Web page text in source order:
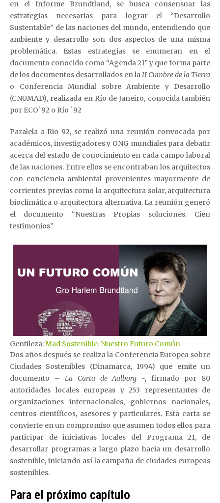
en el Informe Brundtland, se busca consensuar las
estrategias necesarias para lograr el “Desarrollo
Sustentable” de las naciones del mundo, entendiendo que
ambiente y desarrollo son dos aspectos de una misma
problemática. Estas estrategias se enumeran en el
documento conocido como “Agenda 21” y que forma parte
de los documentos desarrollados en laII Cumbre de la Tierra
o Conferencia Mundial sobre Ambiente y Desarrollo
(CNUMAD), realizada en Río de Janeiro, conocida también
por ECO`92 o Río `92
Paralela a Rio 92, se realizó una reunión convocada por
académicos, investigadores y ONG mundiales para debatir
acerca del estado de conocimiento en cada campo laboral
de las naciones. Entre ellos se encontraban los arquitectos
con conciencia ambiental provenientes mayormente de
corrientes previas como la arquitectura solar, arquitectura
bioclimática o arquitectura alternativa. La reunión generó
el documento “Nuestras Propias soluciones. Cien
testimonios”
Gentileza:Mad Sostenible. Nuestro Futuro Común
Dos años después se realiza la Conferencia Europea sobre
Ciudades Sostenibles (Dinamarca, 1994) que emite un
documento – La Carta de Aalborg -, firmado por 80
autoridades locales europeas y 253 representantes de
organizaciones internacionales, gobiernos nacionales,
centros científicos, asesores y particulares. Esta carta se
convierte en un compromiso que asumen todos ellos para
participar de iniciativas locales del Programa 21, de
desarrollar programas a largo plazo hacia un desarrollo
sostenible, iniciando así la campaña de ciudades europeas
sostenibles.
Para el próximo capítulo